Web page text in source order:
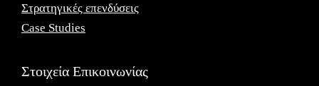
Στρατηγικές επενδύσεις
Case Studies
Στοιχεία Επικοινωνίας